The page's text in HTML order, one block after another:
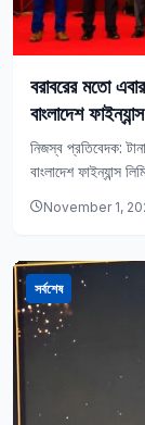
বরাবরের মতো
বাংলাদেশ ফাইন্যান্স
নিজস্ব প্রতিবেদক:
বাংলাদেশ ফাইন্যান্স
November 1,
সর্বশেষ